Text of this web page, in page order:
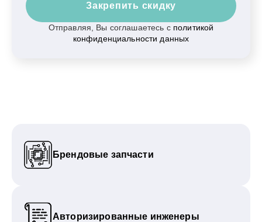
Закрепить скидку
Отправляя, Вы соглашаетесь с политикой
конфиденциальности данных
Брендовые запчасти
Авторизированные инженеры